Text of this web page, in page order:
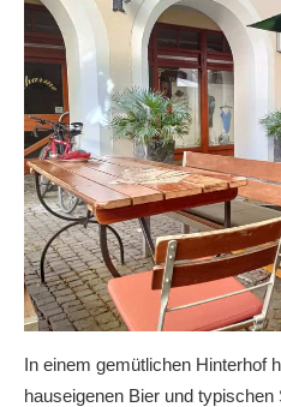
In einem gemütlichen Hinterhof
hauseigenen Bier und